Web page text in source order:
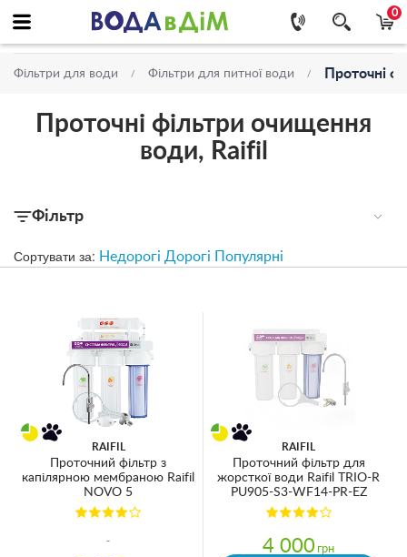
0
Фільтри для води Фільтри для питної води Проточні
Проточні фільтри очищення
води, Raifil
Фільтр
Сортувати за: Недорогі Дорогі Популярні
RAIFIL
Проточний фільтр з
капілярною мембраною Raifil
NOVO 5
RAIFIL
Проточний фільтр для
жорсткої води Raifil TRIO-R
PU905-S3-WF14-PR-EZ
4 000 грн